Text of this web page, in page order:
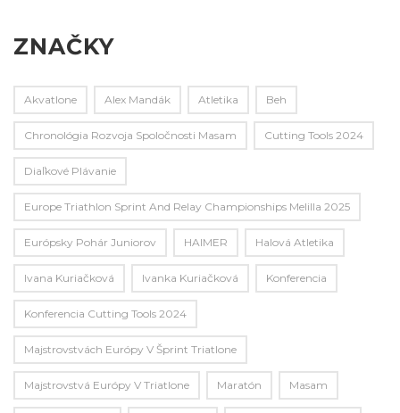
ZNAČKY
Akvatlone Alex Mandák Atletika Beh
Chronológia Rozvoja Spoločnosti Masam Cutting Tools 2024
Diaľkové Plávanie
Europe Triathlon Sprint And Relay Championships Melilla 2025
Európsky Pohár Juniorov HAIMER Halová Atletika
Ivana Kuriačková Ivanka Kuriačková Konferencia
Konferencia Cutting Tools 2024
Majstrovstvách Európy V Šprint Triatlone
Majstrovstvá Európy V Triatlone Maratón Masam